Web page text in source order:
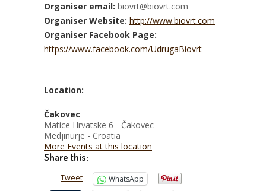
Organiser email: biovrt@biovrt.com
Organiser Website: http://www.biovrt.com
Organiser Facebook Page:
https://www.facebook.com/UdrugaBiovrt
Location:
Čakovec
Matice Hrvatske 6 - Čakovec
Medjinurje - Croatia
More Events at this location
Share this:
Tweet
WhatsApp